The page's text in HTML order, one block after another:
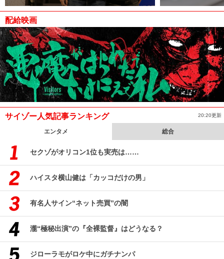
配給映画
サイゾー人気記事ランキング 20:20更新
エンタメ 総合
セクゾがオリコン1位も実売は……
ハイスタ横山健は「カッコだけの男」
有名人サイン“ネット売買”の闇
瀧“極秘出演”の『全裸監督』はどうなる？
ジローラモがロケ中にガチナンパ